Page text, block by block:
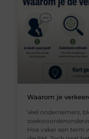
Waarom je
Veel ondernemers,
Hoe vaker een term